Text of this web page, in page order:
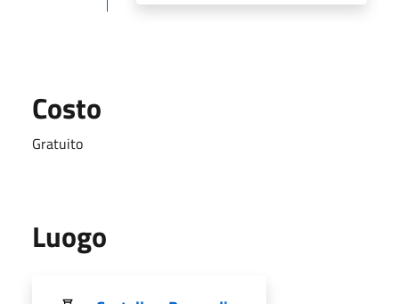
Costo
Gratuito
Luogo